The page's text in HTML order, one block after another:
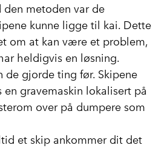
metoden var de
kunne ligge til kai. Dette
om at kan være et problem,
heldigvis en løsning.
de gjorde ting før. Skipene
gravemaskin lokalisert på
over på dumpere som
et skip ankommer dit det